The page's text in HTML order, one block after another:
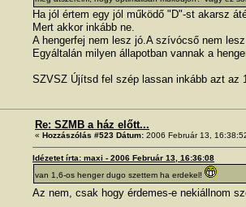
Ha jól értem egy jól működő "D"-st akarsz
Mert akkor inkább ne.
A hengerfej nem lesz jó.A szívócső nem
Egyáltalán milyen állapotban vannak a
SZVSZ Újítsd fel szép lassan inkább azt az
Re: SZMB a ház előtt...
« Hozzászólás #523 Dátum: 2006 Február 13,
Idézetet írta: maxi - 2006 Február 13, 16:36:08
van 1,6-os henger dugo szettem ha erdekel!
Az nem, csak hogy érdemes-e nekiállnom